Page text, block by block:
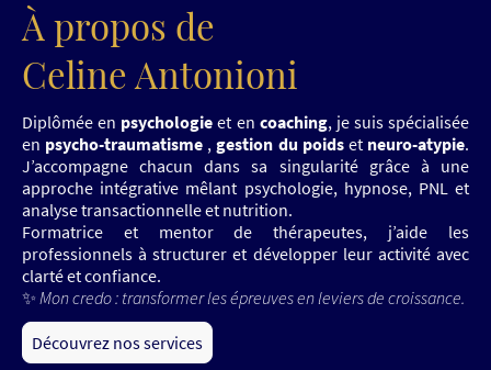
À propos de
Celine Antonioni
Diplômée en psychologie et en coaching, je suis spécialisée
en psycho-traumatisme ,gestion du poidset neuro-atypie.
J’accompagne chacun dans sa singularité grâce à une
approche intégrative mêlant psychologie, hypnose, PNL et
analyse transactionnelle et nutrition.
Formatrice et mentor de thérapeutes, j’aide les
professionnels à structurer et développer leur activité avec
clarté et confiance.
✨ Mon credo : transformer les épreuves en leviers de croissance.
Découvrez nos services